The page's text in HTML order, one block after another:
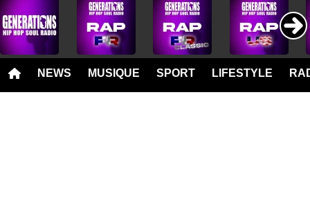
NEWS MUSIQUE SPORT LIFESTYLE